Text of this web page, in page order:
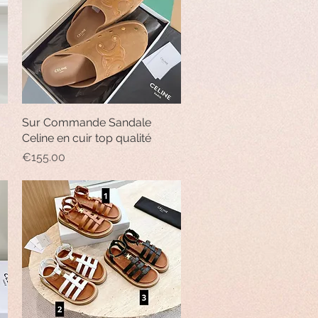
Quick View
Sur Commande Sandale
Celine en cuir top qualité
Price
€155.00